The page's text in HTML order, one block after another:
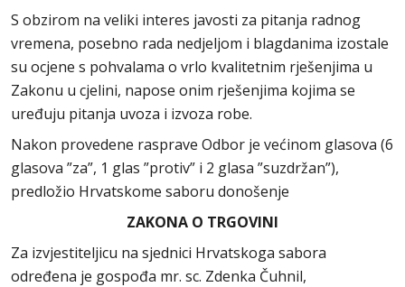
S obzirom na veliki interes javosti za pitanja radnog
vremena, posebno rada nedjeljom i blagdanima izostale
su ocjene s pohvalama o vrlo kvalitetnim rješenjima u
Zakonu u cjelini, napose onim rješenjima kojima se
uređuju pitanja uvoza i izvoza robe.
Nakon provedene rasprave Odbor je većinom glasova (6
glasova ”za”, 1 glas ”protiv” i 2 glasa ”suzdržan”),
predložio Hrvatskome saboru donošenje
ZAKONA O TRGOVINI
Za izvjestiteljicu na sjednici Hrvatskoga sabora
određena je gospođa mr. sc. Zdenka Čuhnil,